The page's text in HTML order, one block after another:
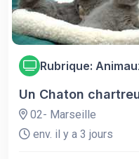
Rubrique:
Un Chaton
02- Marseille
env. il y a 3 jours